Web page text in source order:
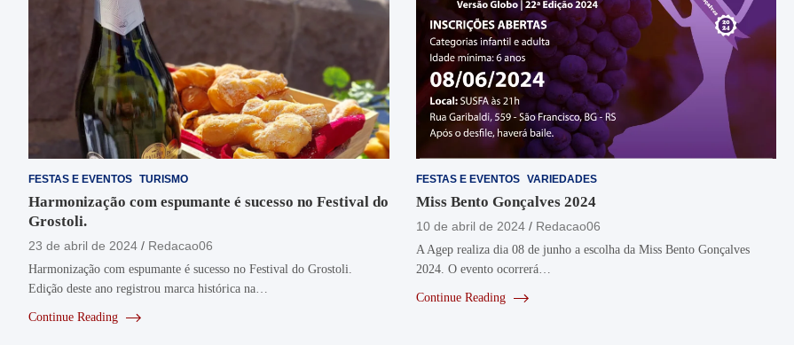
FESTAS E EVENTOS TURISMO
Harmonização com espumante é sucesso no Festival do
Grostoli.
23 de abril de 2024 Redacao06
Harmonização com espumante é sucesso no Festival do Grostoli.
Edição deste ano registrou marca histórica na…
Continue Reading
FESTAS E EVENTOS VARIEDADES
Miss Bento Gonçalves 2024
10 de abril de 2024 Redacao06
A Agep realiza dia 08 de junho a escolha da Miss Bento Gonçalves
2024. O evento ocorrerá…
Continue Reading